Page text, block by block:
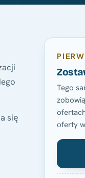
się
Tego
oferty